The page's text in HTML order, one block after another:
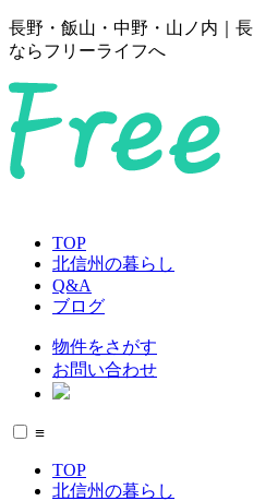
長野・飯山・中野・山ノ内｜
ならフリーライフへ
TOP
北信州の暮らし
Q&A
ブログ
物件をさがす
お問い合わせ
≡
TOP
北信州の暮らし